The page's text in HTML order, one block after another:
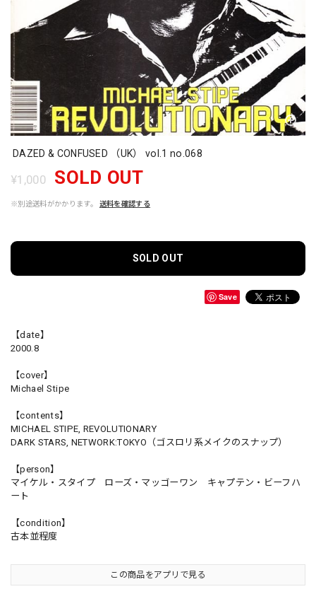
DAZED & CONFUSED （UK） vol.1 no.068
¥1,000 SOLD OUT
※別途送料がかかります。 送料を確認する
SOLD OUT
Save
【date】
2000.8
【cover】
Michael Stipe
【contents】
MICHAEL STIPE, REVOLUTIONARY
DARK STARS, NETWORK:TOKYO（ゴスロリ系メイクのスナップ）
【person】
マイケル・スタイプ ローズ・マッゴーワン キャプテン・ビーフハ
ート
【condition】
古本並程度
この商品をアプリで見る